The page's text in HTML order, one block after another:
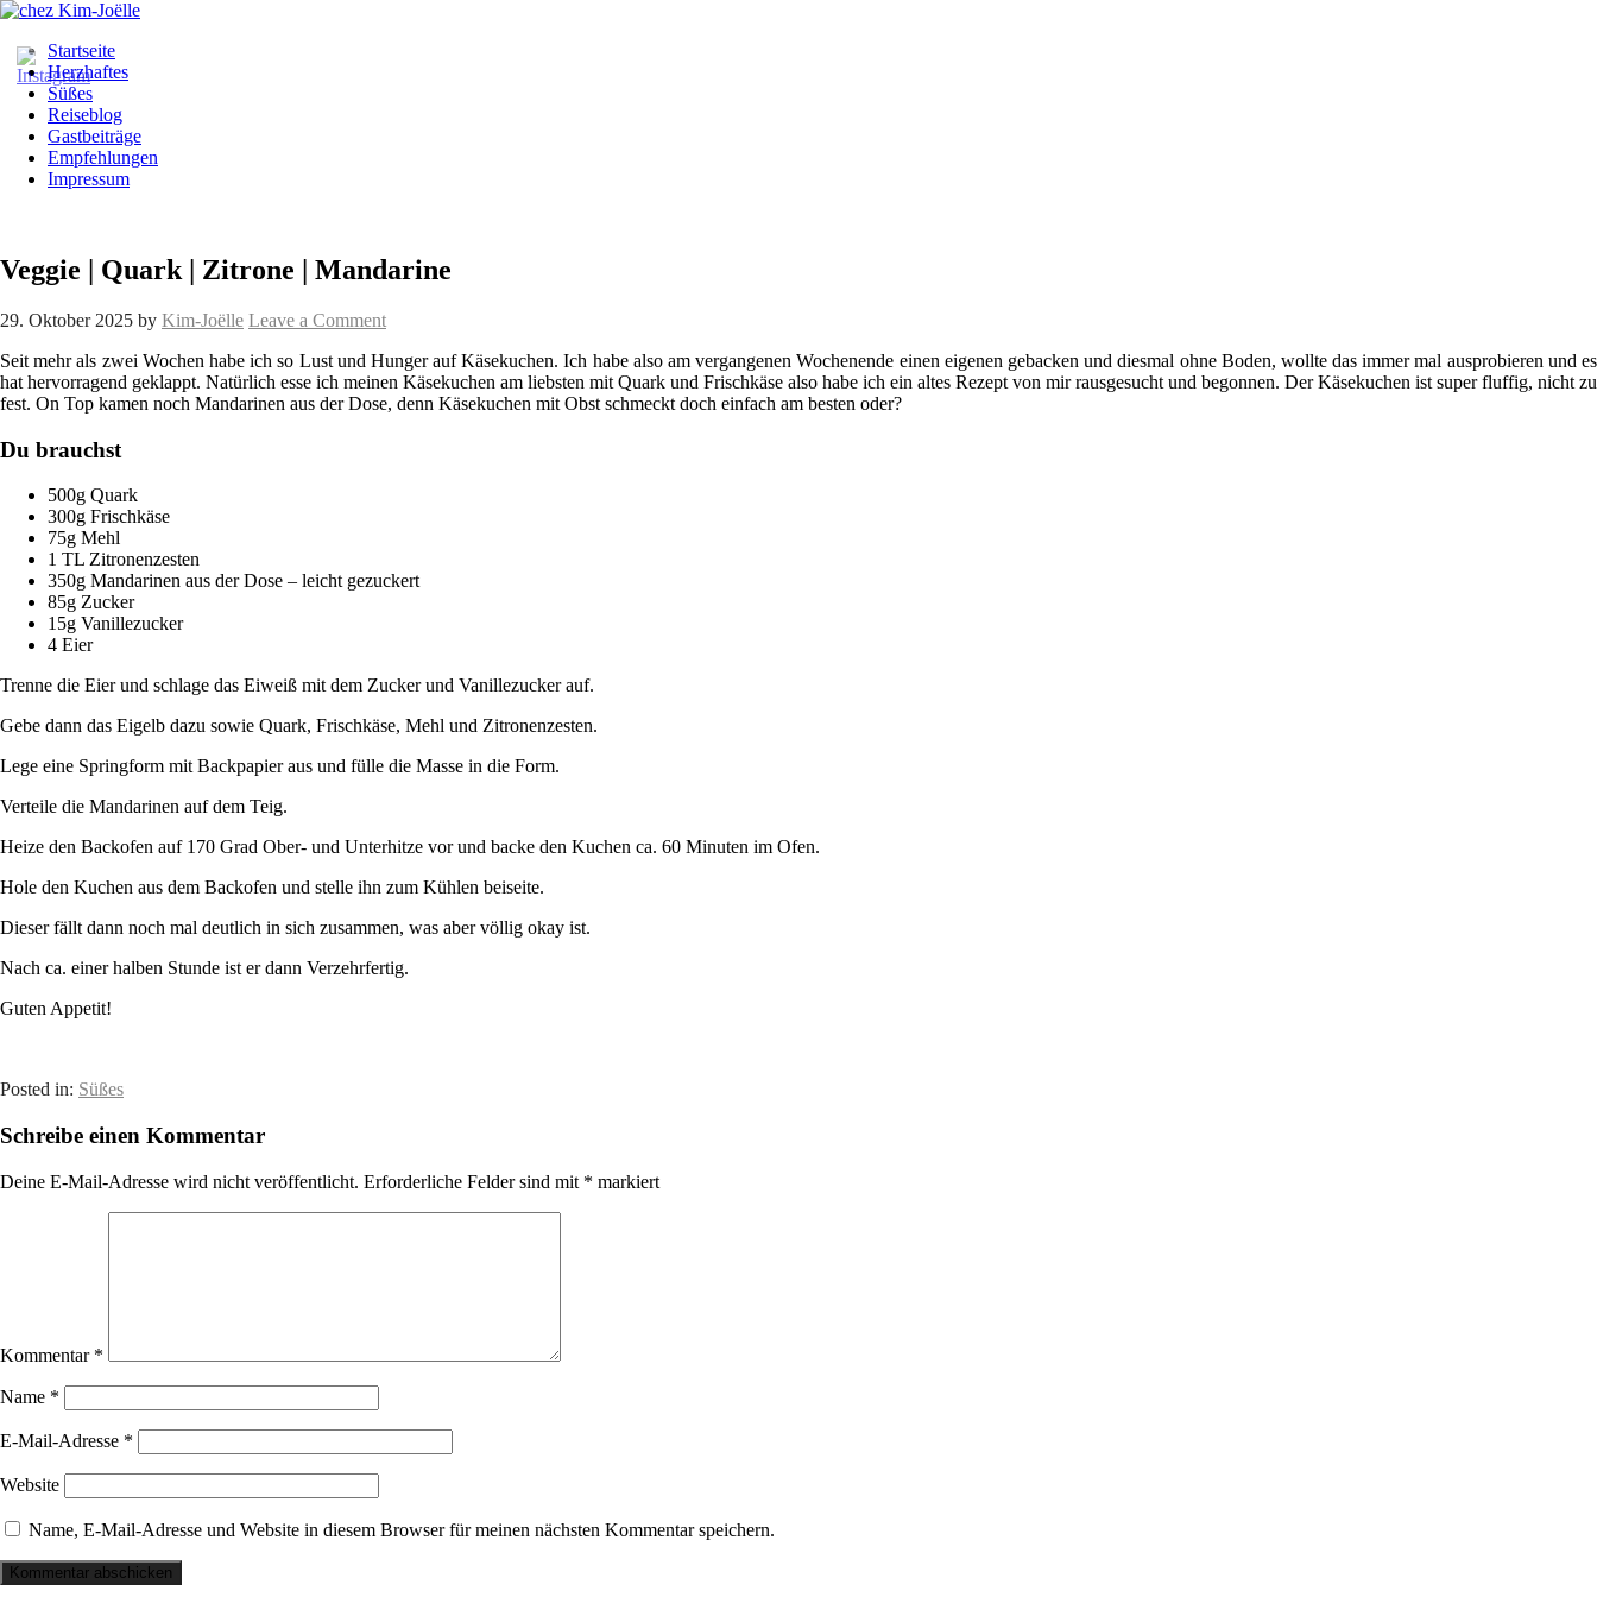
Startseite
Herzhaftes
Süßes
Reiseblog
Gastbeiträge
Empfehlungen
Impressum
Veggie | Quark | Zitrone | Mandarine
29. Oktober 2025 by Kim-Joëlle Leave a Comment
Seit mehr als zwei Wochen habe ich so Lust und Hunger auf Käsekuchen. Ich habe also am vergangenen Wochenende einen eigenen gebacken und diesmal ohne Boden, wollte das immer mal ausprobieren und es
hat hervorragend geklappt. Natürlich esse ich meinen Käsekuchen am liebsten mit Quark und Frischkäse also habe ich ein altes Rezept von mir rausgesucht und begonnen. Der Käsekuchen ist super fluffig, nicht zu
fest. On Top kamen noch Mandarinen aus der Dose, denn Käsekuchen mit Obst schmeckt doch einfach am besten oder?
Du brauchst
500g Quark
300g Frischkäse
75g Mehl
1 TL Zitronenzesten
350g Mandarinen aus der Dose – leicht gezuckert
85g Zucker
15g Vanillezucker
4 Eier
Trenne die Eier und schlage das Eiweiß mit dem Zucker und Vanillezucker auf.
Gebe dann das Eigelb dazu sowie Quark, Frischkäse, Mehl und Zitronenzesten.
Lege eine Springform mit Backpapier aus und fülle die Masse in die Form.
Verteile die Mandarinen auf dem Teig.
Heize den Backofen auf 170 Grad Ober- und Unterhitze vor und backe den Kuchen ca. 60 Minuten im Ofen.
Hole den Kuchen aus dem Backofen und stelle ihn zum Kühlen beiseite.
Dieser fällt dann noch mal deutlich in sich zusammen, was aber völlig okay ist.
Nach ca. einer halben Stunde ist er dann Verzehrfertig.
Guten Appetit!
Posted in: Süßes
Schreibe einen Kommentar
Deine E-Mail-Adresse wird nicht veröffentlicht. Erforderliche Felder sind mit * markiert
Kommentar *
Name *
E-Mail-Adresse *
Website
Name, E-Mail-Adresse und Website in diesem Browser für meinen nächsten Kommentar speichern.